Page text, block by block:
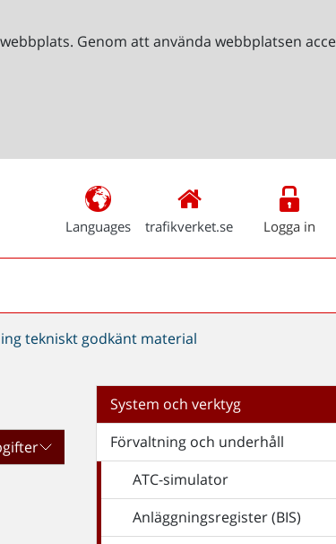
Genom att använda webbplatsen
Languages trafikverket.se Logga in
tekniskt godkänt material
System och verktyg
Förvaltning och underhåll
ATC-simulator
Anläggningsregister (BIS)